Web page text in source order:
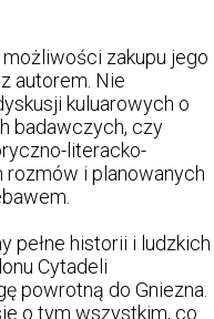
zakupu jego
autorem. Nie
kuluarowych o
badawczych, czy
literacko-
rozmów i planowanych
pełne historii i ludzkich
Cytadeli
powrotną do Gniezna.
o tym wszystkim, co